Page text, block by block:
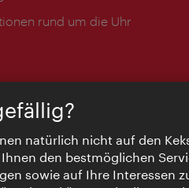
rund um die Uhr
natürlich nicht auf den
den bestmöglichen
sowie auf Ihre Interessen